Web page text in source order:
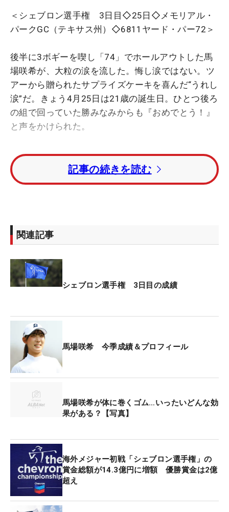
＜シェブロン選手権 3日目◇25日◇メモリアル・
パークGC（テキサス州）◇6811ヤード・パー72＞
後半に3ボギーを喫し「74」でホールアウトした馬
場咲希が、大粒の涙を流した。悔し涙ではない。ツ
アーから贈られたサプライズケーキを喜んだ“うれし
涙”だ。きょう4月25日は21歳の誕生日。ひとつ後ろ
の組で回っていた勝みなみからも『おめでとう！』
と声をかけられた。
1年前、この大会で迎えたハタチの誕生日は、予選
落ちを味わった日だった。「去年はちょっと悲しい
気分だった」。今年は予選通過を決めて、着実に成
「できればもっといいスコアで回って、『やっ
でも、試合は誕生日と関係ない。21歳になって大人
だし、ひとりでいろいろ考えて、自立したいです」
で流れが変わった。「難しいアプローチが増えて、
どうやってパーで上がるかになった。スコアが伸び
る雰囲気ではなくなった」。ティショットを左に曲
げた13番で初のボギー。15番パー3を3パットで落
とすと、続く16番パー5のティショットは右に広が
る池につかまった。
「一番やっちゃいけないこと。最悪…。ボギーの直
まった」。冷静な状態なら、めったに起こらないミ
ス。結果的にパーで切り抜け、「前まではドロッと
崩れていたから成長したかな」と振り返っても、決
して納得できるものではなかった。
記事の続きを読む
関連記事
シェブロン選手権 3日目の成績
馬場咲希 今季成績＆プロフィール
馬場咲希が体に巻くゴム…いったいどんな効
果がある？【写真】
海外メジャー初戦「シェブロン選手権」の
賞金総額が14.3億円に増額 優勝賞金は2億
超え